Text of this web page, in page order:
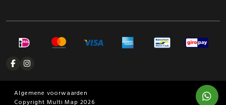
Algemene voorwaarden
Copyright Multi Map 2026